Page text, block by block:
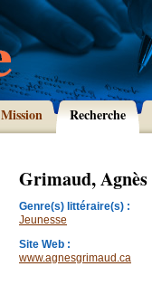
Mission Recherche
Grimaud, Agnès
Genre(s) littéraire(s) :
Jeunesse
Site Web :
www.agnesgrimaud.ca